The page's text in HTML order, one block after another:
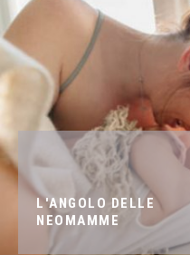
L'ANGOLO DELLE
NEOMAMME